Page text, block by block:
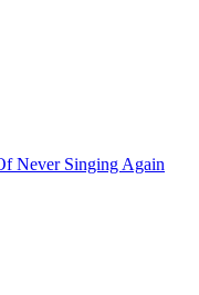
Never Singing Again